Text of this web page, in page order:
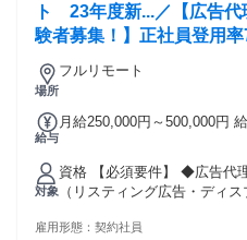
ョンの実務経験 ◆チームや
外の関係者と調整し、業務
スト制作の経験 ◆CLIP
の使用経験 ◆Illustrator、
ト 23年度新...／【広告
験者募集！】正社員登用
宅／年休126日・土日祝休
場所
フルリモート
給与
月給250,000円～500,000円
円以上（固定残業時間：20
時間については別途残業代を支給する ※一律
5,000円含む ※1ヶ月当たり
ざいます。 【契約更新について】 ・契約更新：有（契約期間
対象
資格 【必須要件】 ◆広告代
（リスティング広告・ディ
不問です。 【歓迎要件】 ◆デジタル広告領域の広告代理店経
雇用形態： 契約社員